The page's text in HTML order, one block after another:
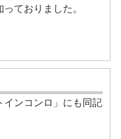
ておりました。
ンコンロ」にも同記